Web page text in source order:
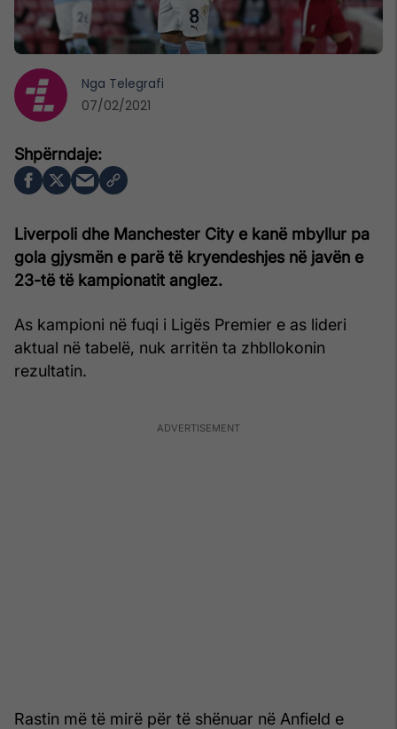
Liverpoli dhe Manchester City e kanë mbyllur pa
gola gjysmën e parë të kryendeshjes në javën e
23-të të kampionatit anglez.
As kampioni në fuqi i Ligës Premier e as lideri
aktual në tabelë, nuk arritën ta zhbllokonin
rezultatin.
Rastin më të mirë për të shënuar në Anfield e
Nga Telegrafi
07/02/2021